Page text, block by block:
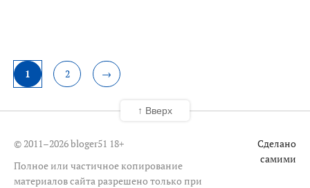
1 2 →
© 2011–2026 bloger51 18+
Полное или частичное копирование
материалов сайта разрешено только при
Сделано
самими
↑ Вверх